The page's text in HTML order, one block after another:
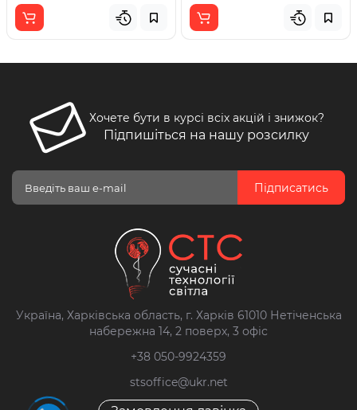
Хочете бути в курсі всіх акцій і знижок?
Підпишіться на нашу розсилку
Підписатись
Україна, Харківська область, г. Харків 61010 Нетіченська
набережна 14, 2 поверх, 3 офіс
+38 050-9924359
stsoffice@ukr.net